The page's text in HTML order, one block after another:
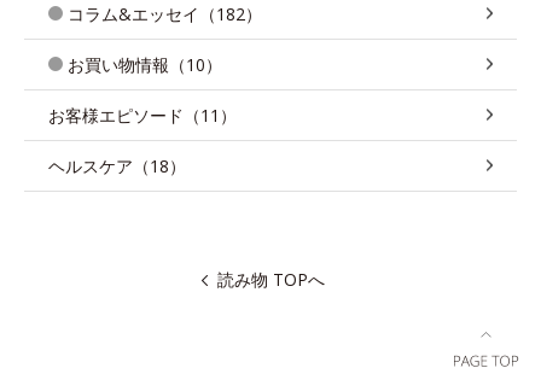
コラム&エッセイ（182）
お買い物情報（10）
お客様エピソード（11）
ヘルスケア（18）
読み物 TOPへ